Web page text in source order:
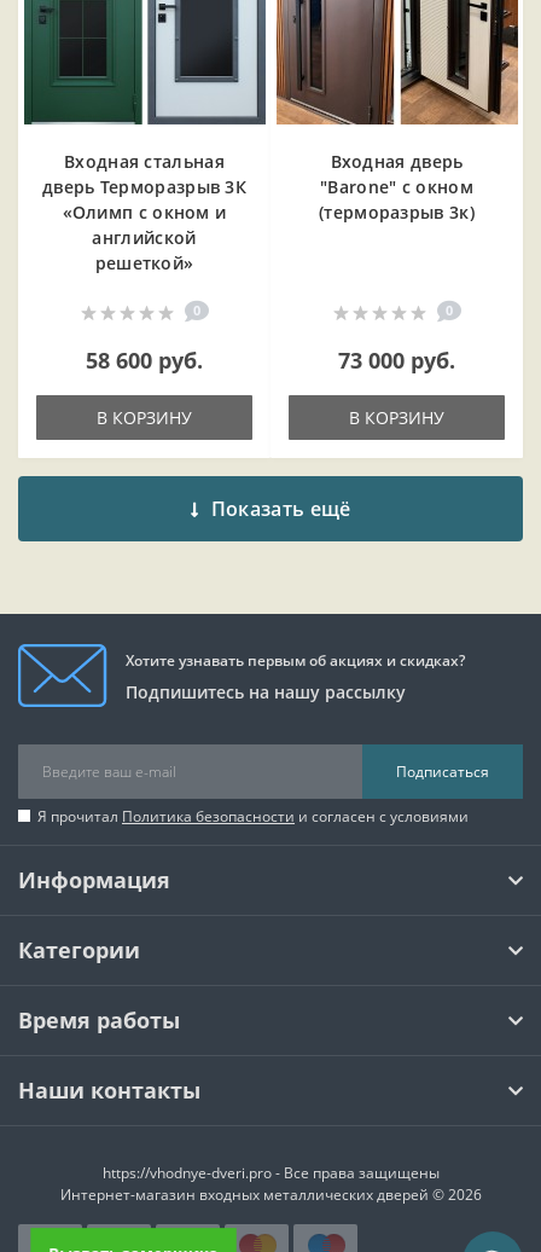
Входная cтальная
дверь Терморазрыв 3К
«Олимп с окном и
английской
решеткой»
0
58 600 руб.
В КОРЗИНУ
Входная дверь
"Barone" с окном
(терморазрыв 3к)
0
73 000 руб.
В КОРЗИНУ
Показать ещё
Хотите узнавать первым об акциях и скидках?
Подпишитесь на нашу рассылку
Подписаться
Я прочитал Политика безопасности и согласен с условиями
Информация
Категории
Время работы
Наши контакты
https://vhodnye-dveri.pro - Все права защищены
Интернет-магазин входных металлических дверей © 2026